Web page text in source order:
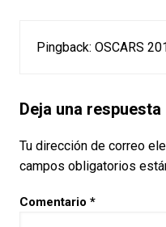
Pingback: OSCARS
Deja una respuesta
Tu dirección de correo
campos obligatorios
Comentario *